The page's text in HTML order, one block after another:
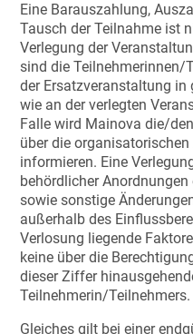
Eine Barauszahlung,
Tausch der Teilnahme ist
Verlegung der
sind die Teilnehmerinnen/
der Ersatzveranstaltung
wie an der verlegten
Falle wird Mainova die/
über die
informieren. Eine
behördlicher
sowie sonstige
außerhalb des
Verlosung liegende
keine über die
dieser Ziffer
Teilnehmerin/Teilnehmers.
Gleiches gilt bei einer